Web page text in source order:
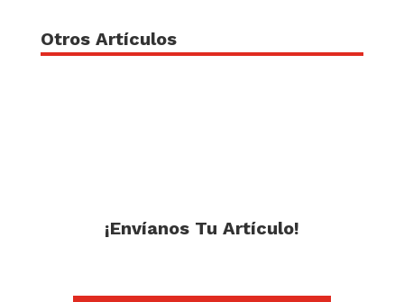
Otros Artículos
¡Envíanos Tu Artículo!